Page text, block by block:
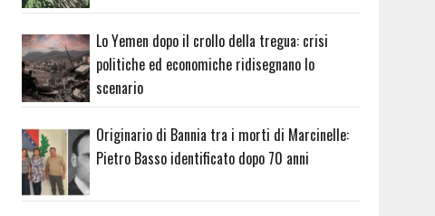
Lo Yemen dopo il crollo della tregua: crisi
politiche ed economiche ridisegnano lo
scenario
Originario di Bannia tra i morti di Marcinelle:
Pietro Basso identificato dopo 70 anni